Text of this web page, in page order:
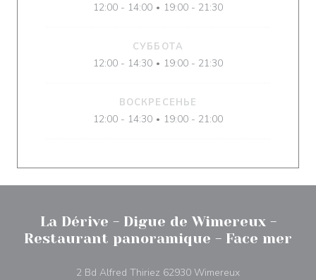
12:00 - 14:00 • 19:00 - 21:30
СУББОТА
12:00 - 14:30 • 19:00 - 21:30
ВОСКРЕСЕНЬЕ
12:00 - 14:30 • 19:00 - 21:00
La Dérive - Digue de Wimereux -
Restaurant panoramique - Face mer
2 Bd Alfred Thiriez 62930 Wimereux((открывается